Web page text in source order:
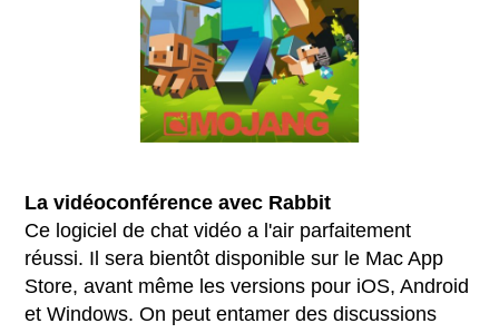
La vidéoconférence avec Rabbit
Ce logiciel de chat vidéo a l'air parfaitement
réussi. Il sera bientôt disponible sur le Mac App
Store, avant même les versions pour iOS, Android
et Windows. On peut entamer des discussions